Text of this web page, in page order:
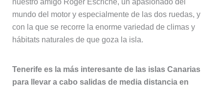
nuestro amigo Roger Escriche, un apasionado del
mundo del motor y especialmente de las dos ruedas, y
con la que se recorre la enorme variedad de climas y
hábitats naturales de que goza la isla.
Tenerife es la más interesante de las islas Canarias
para llevar a cabo salidas de media distancia en